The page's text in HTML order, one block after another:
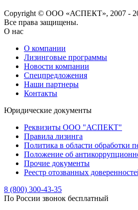
Copyright © ООО «АСПЕКТ», 2007 -
Все права защищены.
О нас
О компании
Лизинговые программы
Новости компании
Спецпредложения
Наши партнеры
Контакты
Юридические документы
Реквизиты ООО "АСПЕКТ"
Правила лизинга
Политика в области обработки
Положение об
Прочие документы
Реестр отозванных
8 (800) 300-43-35
По России звонок бесплатный